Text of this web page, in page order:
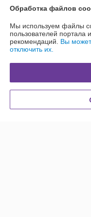
График работы
Полная версия сайта
Политика обработки
Обработка файлов
Мы используем файлы
пользователей портала
рекомендаций. Вы
отключить их.